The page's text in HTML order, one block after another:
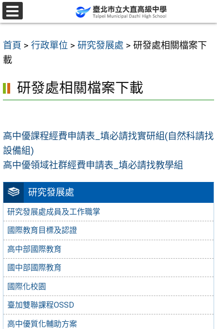
跳
至
要
內
區
首頁 > 行政單位 > 研究發展處 > 研發處相關檔案下
載
研究發展處
研究發展處成員及工作職掌
國際教育目標及認證
高中部國際教育
國中部國際教育
國際化校園
臺加雙聯課程OSSD
高中優質化輔助方案
研發處相關檔案下載
高中優課程經費申請表_填必請找實研組(自然科請找
設備組)
高中優領域社群經費申請表_填必請找教學組
選
單